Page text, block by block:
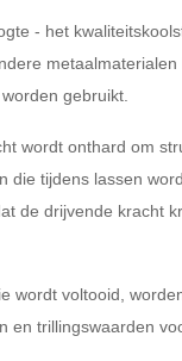
- het
gebruikt.
wordt onthard om
die tijdens lassen
de drijvende kracht
wordt voltooid,
en trillingswaarden